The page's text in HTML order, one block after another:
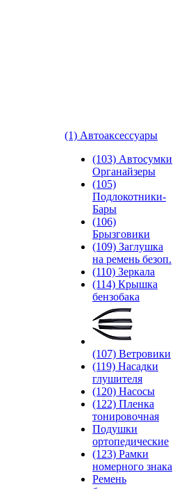
(1) Автоаксессуары
(103) Автосумки
Органайзеры
(105)
Подлокотники-
Бары
(106)
Брызговики
(109) Заглушка
на ремень безоп.
(110) Зеркала
(114) Крышка
бензобака
(107) Ветровики
(119) Насадки
глушителя
(120) Насосы
(122) Пленка
тонировочная
Подушки
ортопедические
(123) Рамки
номерного знака
Ремень